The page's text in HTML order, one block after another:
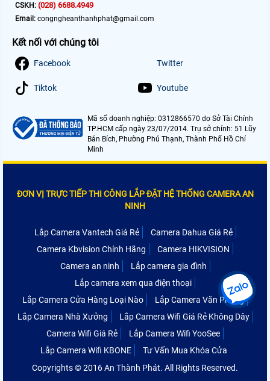
CSKH: (028) 6688.4949
Email: congngheanthanhphat@gmail.com
Kết nối với chúng tôi
Facebook Twitter
Tiktok Youtube
Mã số doanh nghiệp: 0312866570 do Sở Tài Chính
TP.HCM cấp ngày 23/07/2014. Trụ sở chính: 51 Lũy
Bán Bích, Phường Phú Thạnh, Thành Phố Hồ Chí
Minh
ĐƠN VỊ TRỰC TIẾP THI CÔNG LẮP ĐẶT HỆ THỐNG CAMERA AN
NINH
Lắp Camera Vantech Giá Rẻ
Camera Dahua Giá Rẻ
Camera Kbvision Chính Hãng
Camera HIKVISION
Camera an ninh
Lắp camera gia đình
Lắp camera xem qua điện thoại
Lắp Camera Cửa Hàng Loại Nào
Lắp Camera Văn Phòng
Lắp Camera Nhà Xưởng
Lắp Camera Wifi Giá Rẻ Không Dây
Camera Wifi Giá Rẻ
Lắp Camera Wifi YooSee
Lắp Camera Wifi KBONE
Tư Vấn Mua Khóa Cửa
Copyrights © 2016 An Thành Phát. All Rights Reserved.